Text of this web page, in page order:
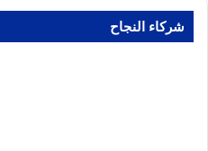
شركاء النجاح